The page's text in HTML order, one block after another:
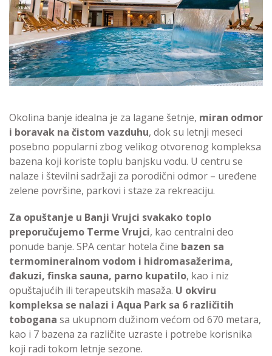
Okolina banje idealna je za lagane šetnje, miran odmor
i boravak na čistom vazduhu, dok su letnji meseci
posebno popularni zbog velikog otvorenog kompleksa
bazena koji koriste toplu banjsku vodu. U centru se
nalaze i številni sadržaji za porodični odmor – uređene
zelene površine, parkovi i staze za rekreaciju.
Za opuštanje u Banji Vrujci svakako toplo
preporučujemo Terme Vrujci, kao centralni deo
ponude banje. SPA centar hotela čine bazen sa
termomineralnom vodom i hidromasažerima,
đakuzi, finska sauna, parno kupatilo, kao i niz
opuštajućih ili terapeutskih masaža. U okviru
kompleksa se nalazi i Aqua Park sa 6 različitih
tobogana sa ukupnom dužinom većom od 670 metara,
kao i 7 bazena za različite uzraste i potrebe korisnika
koji radi tokom letnje sezone.